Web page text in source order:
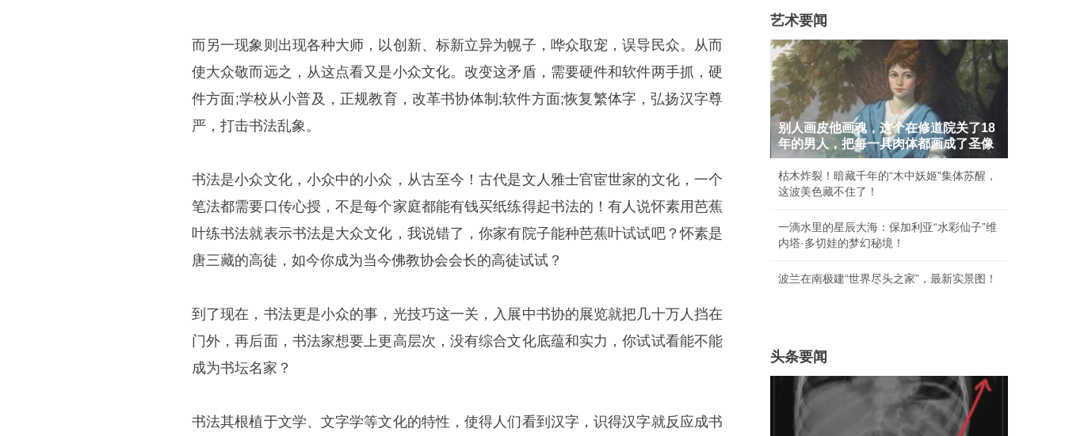
而另一现象则出现各种大师，以创新、标新立异为幌子，哗众取宠，误导民众。从而
使大众敬而远之，从这点看又是小众文化。改变这矛盾，需要硬件和软件两手抓，硬
件方面;学校从小普及，正规教育，改革书协体制;软件方面;恢复繁体字，弘扬汉字尊
严，打击书法乱象。
书法是小众文化，小众中的小众，从古至今！古代是文人雅士官宦世家的文化，一个
笔法都需要口传心授，不是每个家庭都能有钱买纸练得起书法的！有人说怀素用芭蕉
叶练书法就表示书法是大众文化，我说错了，你家有院子能种芭蕉叶试试吧？怀素是
唐三藏的高徒，如今你成为当今佛教协会会长的高徒试试？
到了现在，书法更是小众的事，光技巧这一关，入展中书协的展览就把几十万人挡在
门外，再后面，书法家想要上更高层次，没有综合文化底蕴和实力，你试试看能不能
成为书坛名家？
书法其根植于文学、文字学等文化的特性，使得人们看到汉字，识得汉字就反应成书
艺术要闻
别人画皮他画魂，这个在修道院关了18
年的男人，把每一具肉体都画成了圣像
枯木炸裂！暗藏千年的“木中妖姬”集体苏醒，
这波美色藏不住了！
一滴水里的星辰大海：保加利亚“水彩仙子”维
内塔·多切娃的梦幻秘境！
波兰在南极建“世界尽头之家”，最新实景图！
头条要闻